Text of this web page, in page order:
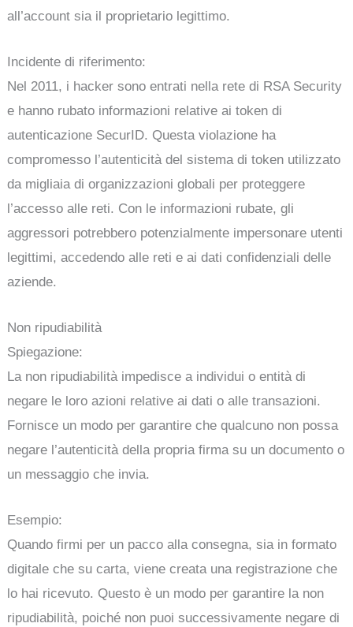
all’account sia il proprietario legittimo.
Incidente di riferimento:
Nel 2011, i hacker sono entrati nella rete di RSA Security
e hanno rubato informazioni relative ai token di
autenticazione SecurID. Questa violazione ha
compromesso l’autenticità del sistema di token utilizzato
da migliaia di organizzazioni globali per proteggere
l’accesso alle reti. Con le informazioni rubate, gli
aggressori potrebbero potenzialmente impersonare utenti
legittimi, accedendo alle reti e ai dati confidenziali delle
aziende.
Non ripudiabilità
Spiegazione:
La non ripudiabilità impedisce a individui o entità di
negare le loro azioni relative ai dati o alle transazioni.
Fornisce un modo per garantire che qualcuno non possa
negare l’autenticità della propria firma su un documento o
un messaggio che invia.
Esempio:
Quando firmi per un pacco alla consegna, sia in formato
digitale che su carta, viene creata una registrazione che
lo hai ricevuto. Questo è un modo per garantire la non
ripudiabilità, poiché non puoi successivamente negare di